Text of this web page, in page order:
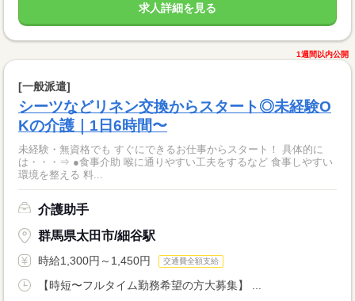
求人詳細を見る
1週間以内公開
[一般派遣]
シーツなどリネン交換からスタート◎未経験O
Kの介護｜1日6時間〜
未経験・無資格でも すぐにできるお仕事からスタート！ 具体的に
は・・・⇒ ●食事介助 喉に通りやすい工夫をするなど 食事しやすい
環境を整える 料...
介護助手
群馬県太田市/細谷駅
時給1,300円～1,450円 交通費全額支給
【時短〜フルタイム勤務希望の方大募集】 ...